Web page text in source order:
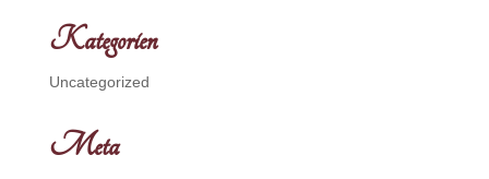
Kategorien
Uncategorized
Meta